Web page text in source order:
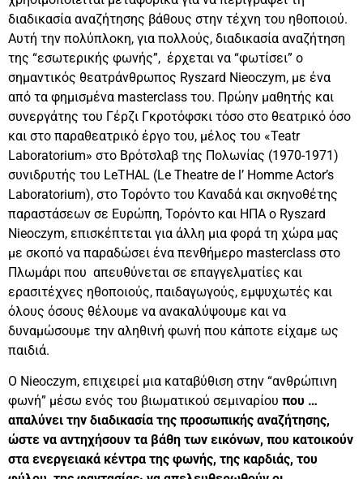
διαδικασία αναζήτησης βάθους στην τέχνη του ηθοποιού.
Αυτή την πολύπλοκη, για πολλούς, διαδικασία αναζήτηση
της “εσωτερικής φωνής”, έρχεται να “φωτίσει” ο
σημαντικός θεατράνθρωπος Ryszard Nieoczym, με ένα
από τα φημισμένα masterclass του. Πρώην μαθητής και
συνεργάτης του Γέρζι Γκροτόφσκι τόσο στο θεατρικό όσο
και στο παραθεατρικό έργο του, μέλος του «Teatr
Laboratorium» στο Βρότσλαβ της Πολωνίας (1970-1971)
συνιδρυτής του LeTHAL (Le Theatre de l’ Homme Actor’s
Laboratorium), στο Τορόντο του Καναδά και σκηνοθέτης
παραστάσεων σε Ευρώπη, Τορόντο και ΗΠΑ ο Ryszard
Nieoczym, επισκέπτεται για άλλη μια φορά τη χώρα μας
με σκοπό να παραδώσει ένα πενθήμερο masterclass στο
Πλωμάρι που απευθύνεται σε επαγγελματίες και
ερασιτέχνες ηθοποιούς, παιδαγωγούς, εμψυχωτές και
όλους όσους θέλουμε να ανακαλύψουμε και να
δυναμώσουμε την αληθινή φωνή που κάποτε είχαμε ως
παιδιά.
Ο Nieoczym, επιχειρεί μια καταβύθιση στην “ανθρώπινη
φωνή” μέσω ενός του βιωματικού σεμιναρίου που …
απαλύνει την διαδικασία της προσωπικής αναζήτησης,
ώστε να αντηχήσουν τα βάθη των εικόνων, που κατοικούν
στα ενεργειακά κέντρα της φωνής, της καρδιάς, του